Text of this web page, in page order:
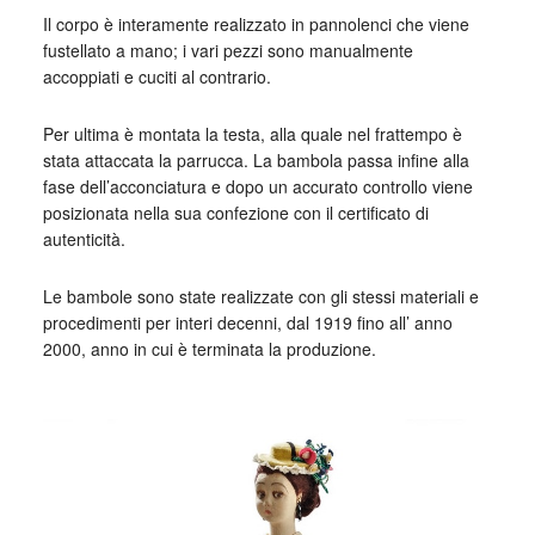
Il corpo è interamente realizzato in pannolenci che viene
fustellato a mano; i vari pezzi sono manualmente
accoppiati e cuciti al contrario.
Per ultima è montata la testa, alla quale nel frattempo è
stata attaccata la parrucca. La bambola passa infine alla
fase dell’acconciatura e dopo un accurato controllo viene
posizionata nella sua confezione con il certificato di
autenticità.
Le bambole sono state realizzate con gli stessi materiali e
procedimenti per interi decenni, dal 1919 fino all’ anno
2000, anno in cui è terminata la produzione.